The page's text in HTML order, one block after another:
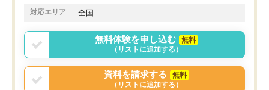
対応エリア 全国
無料体験を申し込む
無料
（リストに追加する）
資料を請求する
無料
（リストに追加する）